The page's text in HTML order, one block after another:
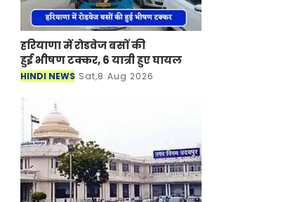
हरियाणा में रोडवेज बसों की
हुई भीषण टक्कर, 6 यात्री हुए घायल
HINDI NEWS Sat,8 Aug 2026